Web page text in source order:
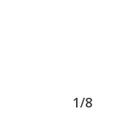
1/8